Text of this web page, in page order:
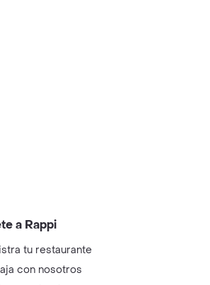
a Rappi
tu restaurante
con nosotros